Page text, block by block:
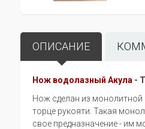
ОПИСАНИЕ
Нож водолазный Акула -
Нож сделан из монолитной
торце рукояти. Такая
свое предназначение - им